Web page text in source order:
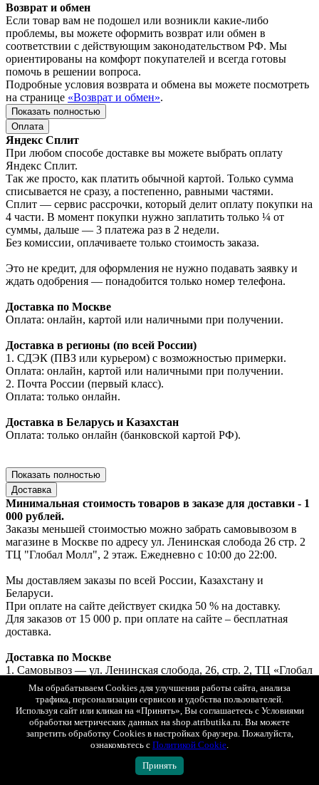
Возврат и обмен
Если товар вам не подошел или возникли какие-либо
проблемы, вы можете оформить возврат или обмен в
соответствии с действующим законодательством РФ. Мы
ориентированы на комфорт покупателей и всегда готовы
помочь в решении вопроса.
Подробные условия возврата и обмена вы можете посмотреть
на странице «Возврат и обмен».
Показать полностью
Оплата
Яндекс Сплит
При любом способе доставке вы можете выбрать оплату
Яндекс Сплит.
Так же просто, как платить обычной картой. Только сумма
списывается не сразу, а постепенно, равными частями.
Сплит — сервис рассрочки, который делит оплату покупки на
4 части. В момент покупки нужно заплатить только ¼ от
суммы, дальше — 3 платежа раз в 2 недели.
Без комиссии, оплачиваете только стоимость заказа.
Это не кредит, для оформления не нужно подавать заявку и
ждать одобрения — понадобится только номер телефона.
Доставка по Москве
Оплата: онлайн, картой или наличными при получении.
Доставка в регионы (по всей России)
1. СДЭК (ПВЗ или курьером) с возможностью примерки.
Оплата: онлайн, картой или наличными при получении.
2. Почта России (первый класс).
Оплата: только онлайн.
Доставка в Беларусь и Казахстан
Оплата: только онлайн (банковской картой РФ).
Показать полностью
Доставка
Минимальная стоимость товаров в заказе для доставки - 1
000 рублей.
Заказы меньшей стоимостью можно забрать самовывозом в
магазине в Москве по адресу ул. Ленинская слобода 26 стр. 2
ТЦ "Глобал Молл", 2 этаж. Ежедневно с 10:00 до 22:00.
Мы доставляем заказы по всей России, Казахстану и
Беларуси.
При оплате на сайте действует скидка 50 % на доставку.
Для заказов от 15 000 р. при оплате на сайте – бесплатная
доставка.
Доставка по Москве
1. Самовывоз — ул. Ленинская слобода, 26, стр. 2, ТЦ «Глобал
Молл», 2 этаж (ежедневно с 10:00 до 22:00).
Если товар есть в наличии — выдача за 30 минут, если под
заказ — до 2х рабочих дней.
Бесплатно. Возможна примерка.
Оплата: онлайн, картой или наличными при получении.
2. Курьерская доставка «Интеграл» с возможностью
Стоимость доставки при онлайн-оплате — 250 ₽.
Мы обрабатываем Cookies для улучшения работы сайта, анализа
трафика, персонализации сервисов и удобства пользователей.
Используя сайт или кликая на «Принять», Вы соглашаетесь с Условиями
обработки метрических данных на shop.atributika.ru. Вы можете
запретить обработку Cookies в настройках браузера. Пожалуйста,
ознакомьтесь с Политикой Cookie.
Принять